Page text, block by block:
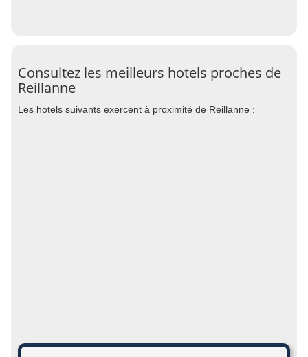
Consultez les meilleurs hotels proches de
Reillanne
Les hotels suivants exercent à proximité de Reillanne :